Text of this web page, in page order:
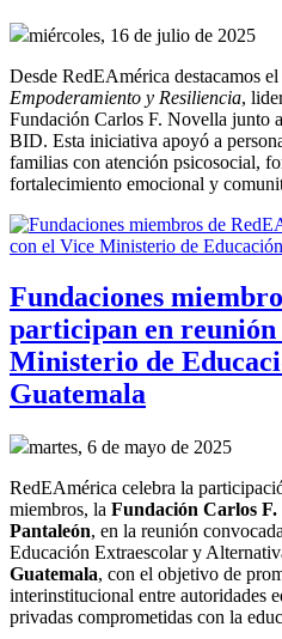
miércoles, 16 de julio de 2025
Desde RedEAmérica destacamos
Empoderamiento y Resiliencia,
Fundación Carlos F. Novella junto
BID. Esta iniciativa apoyó a
familias con atención psicosocial,
fortalecimiento emocional y
Fundaciones
participan en reunión
Ministerio de
Guatemala
martes, 6 de mayo de 2025
RedEAmérica celebra la
miembros, la Fundación Carlos F.
Pantaleón, en la reunión
Guatemala, con el objetivo de
interinstitucional entre autoridades
privadas comprometidas con la